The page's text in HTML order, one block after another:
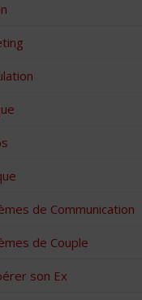
de Communication
de Couple
son Ex